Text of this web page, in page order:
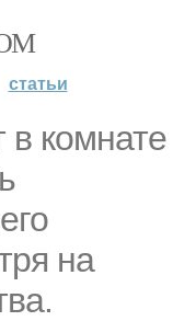
статьи
в комнате
на